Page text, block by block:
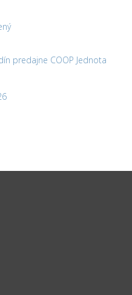
predajne COOP Jednota